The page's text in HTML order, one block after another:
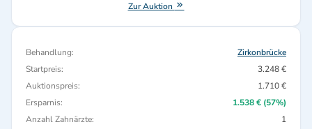
Zur Auktion
Behandlung:
Zirkonbrücke
Startpreis:
3.248 €
Auktionspreis:
1.710 €
Ersparnis:
1.538 € (57%)
Anzahl Zahnärzte:
1